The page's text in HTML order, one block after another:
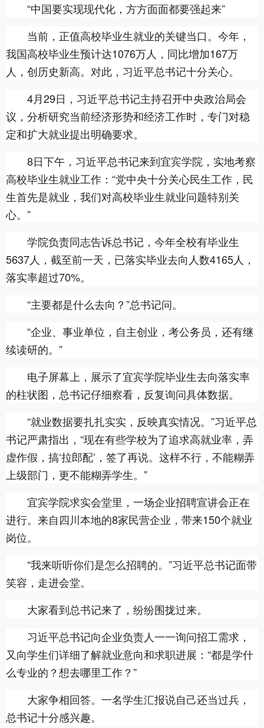
“中国要实现现代化，方方面面都要强起来”
当前，正值高校毕业生就业的关键当口。今年，
我国高校毕业生预计达1076万人，同比增加167万
人，创历史新高。对此，习近平总书记十分关心。
4月29日，习近平总书记主持召开中央政治局会
议，分析研究当前经济形势和经济工作时，专门对稳
定和扩大就业提出明确要求。
8日下午，习近平总书记来到宜宾学院，实地考察
高校毕业生就业工作：“党中央十分关心民生工作，民
生首先是就业，我们对高校毕业生就业问题特别关
心。”
学院负责同志告诉总书记，今年全校有毕业生
5637人，截至前一天，已落实毕业去向人数4165人，
落实率超过70%。
“主要都是什么去向？”总书记问。
“企业、事业单位，自主创业，考公务员，还有继
续读研的。”
电子屏幕上，展示了宜宾学院毕业生去向落实率
的柱状图，总书记仔细察看，反复询问具体数据。
“就业数据要扎扎实实，反映真实情况。”习近平总
书记严肃指出，“现在有些学校为了追求高就业率，弄
虚作假，搞‘拉郎配’，签了再说。这样不行，不能糊弄
上级部门，更不能糊弄学生。”
宜宾学院求实会堂里，一场企业招聘宣讲会正在
进行。来自四川本地的8家民营企业，带来150个就业
岗位。
“我来听听你们是怎么招聘的。”习近平总书记面带
笑容，走进会堂。
大家看到总书记来了，纷纷围拢过来。
习近平总书记向企业负责人一一询问招工需求，
又向学生们详细了解就业意向和求职进展：“都是学什
么专业的？想去哪里工作？”
大家争相回答。一名学生汇报说自己还当过兵，
总书记十分感兴趣。